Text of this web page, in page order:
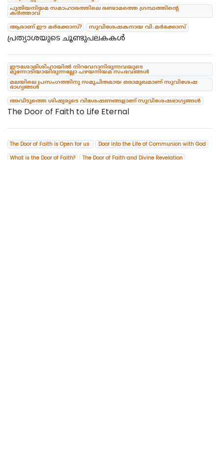
പുതിയനിയമ സമാഹാരത്തിലെ രണ്ടാമത്തെ ഗ്രന്ഥത്തിന്റെ
കർത്താവ്
ആരാണ് ഈ മർക്കോസ്?
സുവിശേഷകനായ വി. മർക്കോസ്
പ്രത്യാശയുടെ ചൂണ്ടുപലകകൾ
ഈശോമിശിഹായിൽ നിറവേറാനിരുന്നവയുടെ
മുന്നോടിയായിരുന്നല്ലോ പഴയനിയമ സംഭവങ്ങൾ
മലയിലെ പ്രസംഗത്തിനു സമുചിതമായ ഒരാമുഖമാണ് സുവിശേഷ
ഭാഗ്യങ്ങൾ
അവിടുത്തെ ശിഷ്യരുടെ വിശേഷണങ്ങളാണ് സുവിശേഷഭാഗ്യങ്ങൾ
The Door of Faith to Life Eternal
The Door of Faith is Open for us
Door into the Life of Communion with God
What is the Door of Faith?
The Door of Faith and Divine Revelation